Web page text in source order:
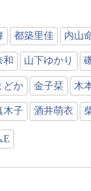
都築里佳 内山
和 山下ゆかり
どか 金子栞 木
木子 酒井萌衣
E